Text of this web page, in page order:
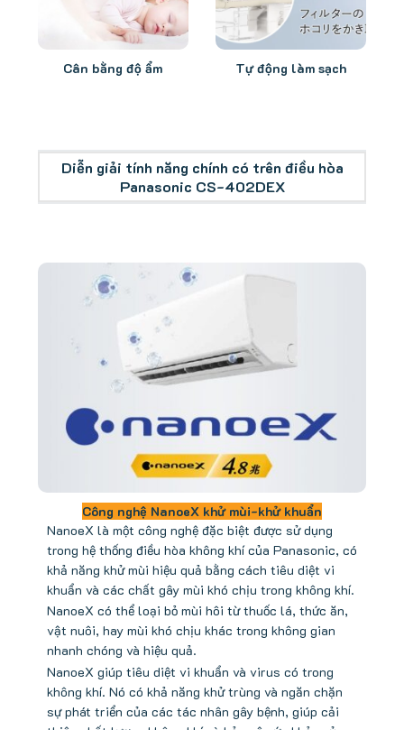
Cân bằng độ ẩm Tự động làm sạch
Diễn giải tính năng chính có trên điều hòa
Panasonic CS-402DEX
Công nghệ NanoeX khử mùi-khử khuẩn
NanoeX là một công nghệ đặc biệt được sử dụng
trong hệ thống điều hòa không khí của Panasonic, có
khả năng khử mùi hiệu quả bằng cách tiêu diệt vi
khuẩn và các chất gây mùi khó chịu trong không khí.
NanoeX có thể loại bỏ mùi hôi từ thuốc lá, thức ăn,
vật nuôi, hay mùi khó chịu khác trong không gian
nhanh chóng và hiệu quả.
NanoeX giúp tiêu diệt vi khuẩn và virus có trong
không khí. Nó có khả năng khử trùng và ngăn chặn
sự phát triển của các tác nhân gây bệnh, giúp cải